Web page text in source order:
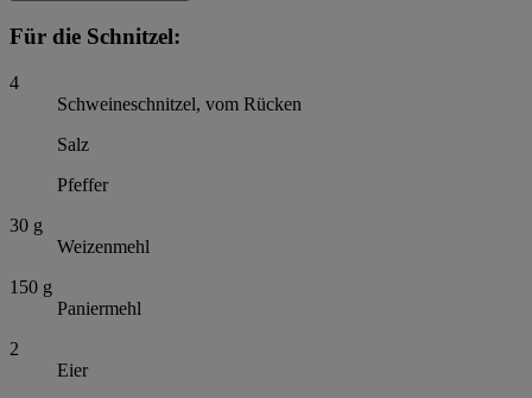
Für die Schnitzel:
4
Schweineschnitzel, vom Rücken
Salz
Pfeffer
30 g
Weizenmehl
150 g
Paniermehl
2
Eier